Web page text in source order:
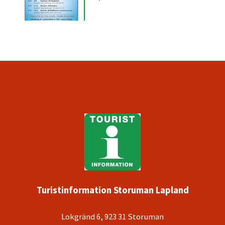
Turistinformation Storuman Lapland
Lokgränd 6, 923 31 Storuman